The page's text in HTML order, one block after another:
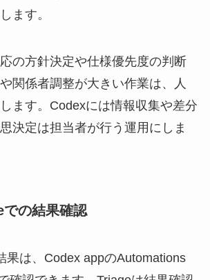
ます。
の方針決定や仕様優先度の判断
関係者調整が大きい作業は、人
ます。Codexには情報収集や差分
決定は担当者が行う運用にしま
の結果確認
果は、Codex appのAutomations